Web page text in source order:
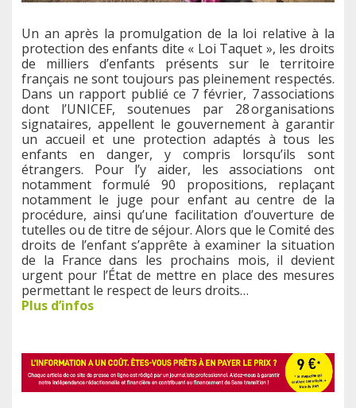
Un an après la promulgation de la loi relative à la
protection des enfants dite « Loi Taquet », les droits
de milliers d’enfants présents sur le territoire
français ne sont toujours pas pleinement respectés.
Dans un rapport publié ce 7 février, 7 associations
dont l’UNICEF, soutenues par 28 organisations
signataires, appellent le gouvernement à garantir
un accueil et une protection adaptés à tous les
enfants en danger, y compris lorsqu’ils sont
étrangers. Pour l’y aider, les associations ont
notamment formulé 90 propositions, replaçant
notamment le juge pour enfant au centre de la
procédure, ainsi qu’une facilitation d’ouverture de
tutelles ou de titre de séjour. Alors que le Comité des
droits de l’enfant s’apprête à examiner la situation
de la France dans les prochains mois, il devient
urgent pour l’État de mettre en place des mesures
permettant le respect de leurs droits…
Plus d’infos